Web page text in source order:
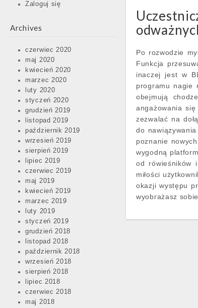
Zaloguj się
Archives
czerwiec 2020
maj 2020
kwiecień 2020
marzec 2020
luty 2020
styczeń 2020
grudzień 2019
listopad 2019
październik 2019
wrzesień 2019
sierpień 2019
lipiec 2019
czerwiec 2019
maj 2019
kwiecień 2019
marzec 2019
luty 2019
styczeń 2019
grudzień 2018
listopad 2018
październik 2018
wrzesień 2018
sierpień 2018
lipiec 2018
czerwiec 2018
maj 2018
Po rozwodzie
Funkcja
inaczej jest w
programu nagie
obejmują
angażowania
zezwalać na
do
poznanie
wygodną
od rówieśników
miłości
okazji występu
wyobrażasz